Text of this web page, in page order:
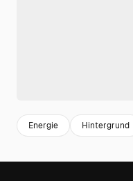
Energie Hintergrund